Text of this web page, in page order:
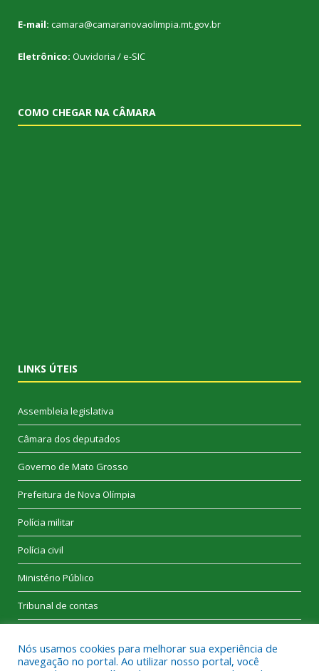
E-mail: camara@camaranovaolimpia.mt.gov.br
Eletrônico: Ouvidoria /e-SIC
COMO CHEGAR NA CÂMARA
LINKS ÚTEIS
Assembleia legislativa
Câmara dos deputados
Governo de Mato Grosso
Prefeitura de Nova Olímpia
Polícia militar
Polícia civil
Ministério Público
Tribunal de contas
Nós usamos cookies para melhorar sua experiência de
navegação no portal. Ao utilizar nosso portal, você